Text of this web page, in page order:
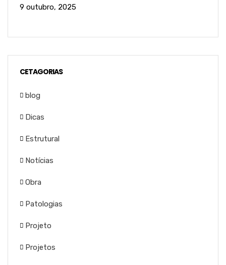
9 outubro, 2025
CETAGORIAS
blog
Dicas
Estrutural
Notícias
Obra
Patologias
Projeto
Projetos